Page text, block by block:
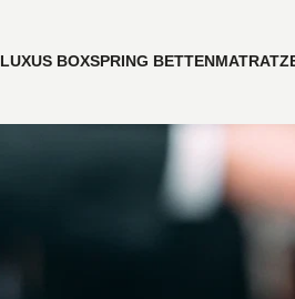
LUXUS BOXSPRING BETTEN